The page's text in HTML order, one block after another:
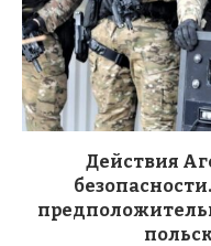
Действия